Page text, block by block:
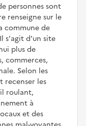
personnes sont
renseigne sur le
commune de
s'agit d'un site
plus de
commerces,
Selon les
les
roulant,
à
et des